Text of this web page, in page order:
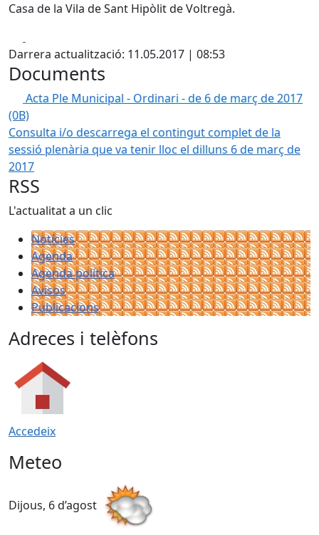
Casa de la Vila de Sant Hipòlit de Voltregà.
Darrera actualització: 11.05.2017 | 08:53
Documents
Acta Ple Municipal - Ordinari - de 6 de març de 2017
(0B)
Consulta i/o descarrega el contingut complet de la
sessió plenària que va tenir lloc el dilluns 6 de març de
2017
RSS
L'actualitat a un clic
Notícies
Agenda
Agenda política
Avisos
Publicacions
Adreces i telèfons
Accedeix
Meteo
Dijous, 6 d’agost